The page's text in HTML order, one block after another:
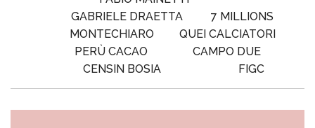
GABRIELE DRAETTA
7 MILLIONS
MONTECHIARO
QUEI CALCIATORI
PERÙ CACAO
CAMPO DUE
CENSIN BOSIA
FIGC